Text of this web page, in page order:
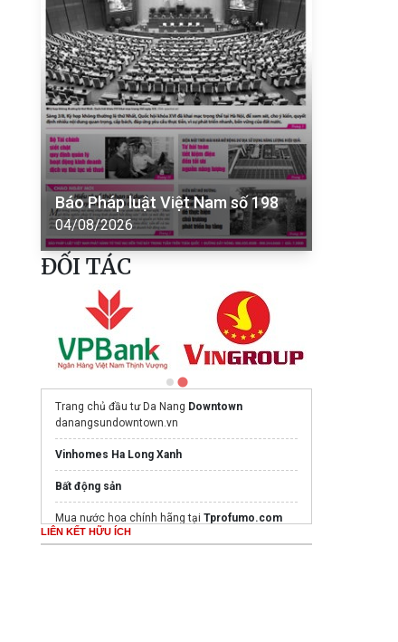
Báo Pháp luật Việt Nam số 198
04/08/2026
ĐỐI TÁC
Trang chủ đầu tư Da Nang Downtown
danangsundowntown.vn
Vinhomes Ha Long Xanh
Bất động sản
Mua nước hoa chính hãng tại Tprofumo.com
LIÊN KẾT HỮU ÍCH